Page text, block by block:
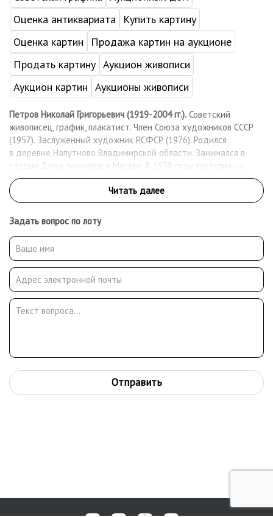
Оценка антиквариата
Купить картину
Оценка картин
Продажа картин на аукционе
Продать картину Аукцион живописи
Аукцион картин Аукционы живописи
Петров Николай Григорьевич (1919-2004 гг.). Советский
живописец, график, плакатист. Член Союза художников СССР
(1957). Заслуженный художник РСФСР (1976). Родился
в деревне Напутново Владимирской области. Занимался в
студии Дома пионеров в Москве. В 1938 году поступил на
художественный факультет Московского текстильного
института, учился у А. В. Куприна, В. И. Быстренина, П. П.
Пашкова. Летом 1939 году в числе студентов-отличников
совершил поездку в Среднюю Азию для зарисовок
орнаментов, костюмов, архитектуры под руководством В. И.
Быстренина. В сентябре 1942 – уходит добровольцем в
воздушно-десантные войска. В звании комсорга батальона
участвовал в боях на Курской дуге. В октябре 1943 года был
тяжело ранен. Вернувшись к учебе, с отличием защитил
диплом (1946) и был оставлен на кафедре рисунка и живописи
преподавателем. Учился на графическом факультете
Московского художественного института (1948–1953) у
акварельных листов на тему «Советские студенты»
(руководитель диплома Ю. П. Рейнер). Начиная с 1950-х годов
его рисунки печатаются в журналах «Военные знания»,
«Дружные ребята», «Знание-сила», «Техника-молодежи». С
Задать вопрос по лоту
Отправить